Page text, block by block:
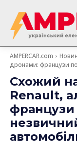
AMPERCAR.com
дронами: французи
Схожий
Renault,
французи